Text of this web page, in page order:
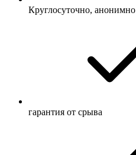
Круглосуточно, анонимно
гарантия от срыва